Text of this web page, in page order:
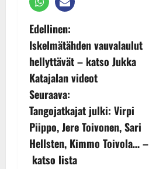
P
o
s
t
n
a
Edellinen:
Iskelmätähden vauvalaulut
hellyttävät – katso Jukka
Katajalan videot
Seuraava:
Tangojatkajat julki: Virpi
Piippo, Jere Toivonen, Sari
Hellsten, Kimmo Toivola… –
katso lista